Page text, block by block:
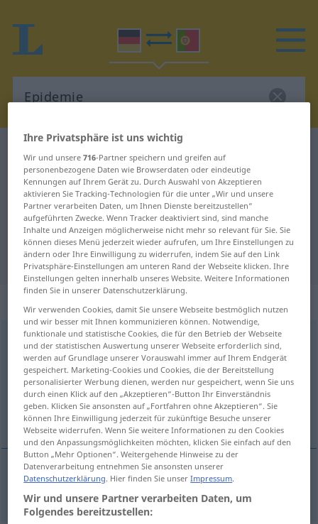
Deutsch-Portugiesisch
Übersetzung für "Epidemie"
"Epidemie" Portugiesisch
Übersetzung
„Epidemie“ : Femininum
Epidemie [epideˈmiː]f
Übersicht aller Übersetzungen
(Für mehr Details die Übersetzung anklicken/antippen)
epidemia
Epidemie
Ihre Privatsphäre ist uns wichtig
Wir und unsere716-Partner speichern und greifen auf
personenbezogene Daten wie Browserdaten oder eindeutige
Kennungen auf Ihrem Gerät zu. Durch Auswahl von Akzeptieren
aktivieren Sie Tracking-Technologien für die unter „Wir und unsere
Partner verarbeiten Daten, um Ihnen Dienste bereitzustellen“
aufgeführten Zwecke. Wenn Tracker deaktiviert sind, sind manche
Inhalte und Anzeigen möglicherweise nicht mehr so relevant für Sie. Sie
können dieses Menü jederzeit wieder aufrufen, um Ihre Einstellungen zu
ändern oder Ihre Einwilligung zu widerrufen, indem Sie auf den Link
Privatsphäre-Einstellungen am unteren Rand der Webseite klicken. Ihre
Einstellungen gelten innerhalb unseres Website. Weitere Informationen
finden Sie in unserer Datenschutzerklärung.
Wir verwenden Cookies, damit Sie unsere Webseite bestmöglich nutzen
und wir besser mit Ihnen kommunizieren können. Notwendige,
funktionale und statistische Cookies, die für den Betrieb der Webseite
und der statistischen Auswertung unserer Webseite erforderlich sind,
werden auf Grundlage unserer Vorauswahl immer auf Ihrem Endgerät
gespeichert. Marketing-Cookies und Cookies, die der Bereitstellung
personalisierter Werbung dienen, werden nur gespeichert, wenn Sie uns
durch einen Klick auf den „Akzeptieren“-Button Ihr Einverständnis
geben. Klicken Sie ansonsten auf „Fortfahren ohne Akzeptieren“. Sie
können Ihre Einwilligung jederzeit für zukünftige Besuche unserer
Webseite widerrufen. Wenn Sie weitere Informationen zu den Cookies
und den Anpassungsmöglichkeiten möchten, klicken Sie einfach auf den
Button „Mehr Optionen“. Weitergehende Hinweise zu der
Datenverarbeitung entnehmen Sie ansonsten unserer
Datenschutzerklärung. Hier finden Sie unserImpressum.
Wir und unsere Partner verarbeiten Daten, um
Folgendes bereitzustellen: